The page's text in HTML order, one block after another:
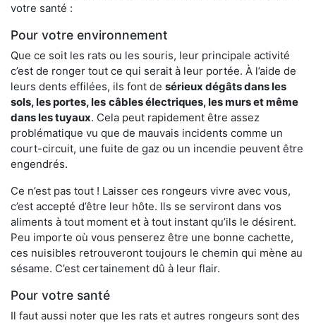
votre santé :
Pour votre environnement
Que ce soit les rats ou les souris, leur principale activité
c’est de ronger tout ce qui serait à leur portée. À l’aide de
leurs dents effilées, ils font de sérieux dégâts dans les
sols, les portes, les câbles électriques, les murs et même
dans les tuyaux. Cela peut rapidement être assez
problématique vu que de mauvais incidents comme un
court-circuit, une fuite de gaz ou un incendie peuvent être
engendrés.
Ce n’est pas tout ! Laisser ces rongeurs vivre avec vous,
c’est accepté d’être leur hôte. Ils se serviront dans vos
aliments à tout moment et à tout instant qu’ils le désirent.
Peu importe où vous penserez être une bonne cachette,
ces nuisibles retrouveront toujours le chemin qui mène au
sésame. C’est certainement dû à leur flair.
Pour votre santé
Il faut aussi noter que les rats et autres rongeurs sont des